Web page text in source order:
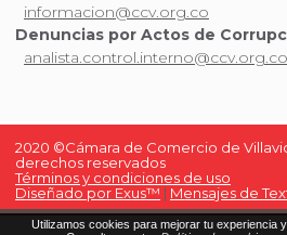
informacion@ccv.org.co
Denuncias por Actos de
analista.control.interno@ccv.org.co
2020 ©Cámara de Comercio de
derechos reservados
Términos y condiciones de uso
Diseñado por Exus™ | Mensajes de
Utilizamos cookies para mejorar tu experiencia